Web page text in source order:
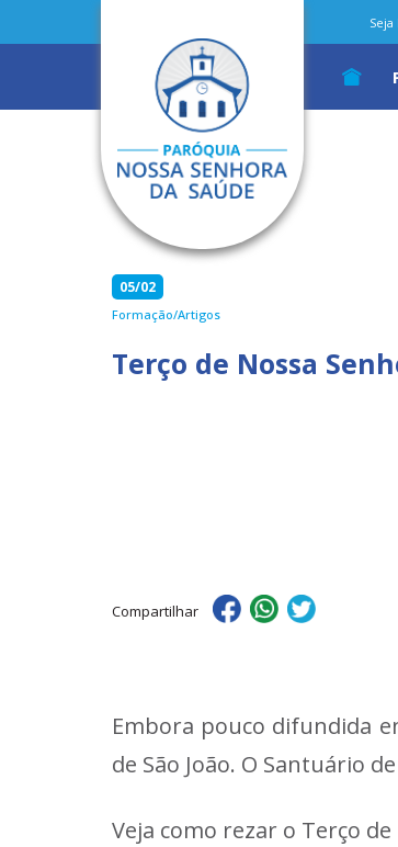
05/02
Formação/Artigos
Terço de Nossa
Compartilhar
Embora pouco difundida
de São João. O Santuário
Veja como rezar o Terço